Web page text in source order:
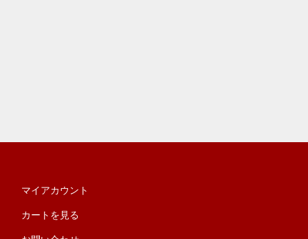
マイアカウント
カートを見る